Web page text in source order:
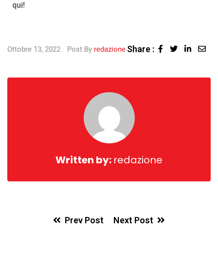
qui!
Ottobre 13, 2022 Post By redazione Share :
Written by: redazione
Prev Post Next Post